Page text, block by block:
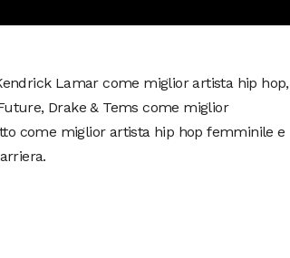
Lamar come miglior artista hip hop,
Drake & Tems come miglior
come miglior artista hip hop femminile e